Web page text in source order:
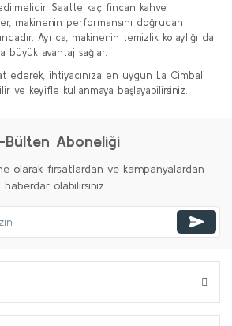
Saatte kaç fincan kahve
makinenin performansını doğrudan
Ayrıca, makinenin temizlik kolaylığı da
büyük avantaj sağlar.
ederek, ihtiyacınıza en uygun La Cimbali
ve keyifle kullanmaya başlayabilirsiniz.
Bülten Aboneliği
olarak fırsatlardan ve kampanyalardan
haberdar olabilirsiniz.